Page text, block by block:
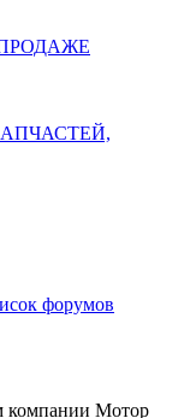
форумов
Мотор